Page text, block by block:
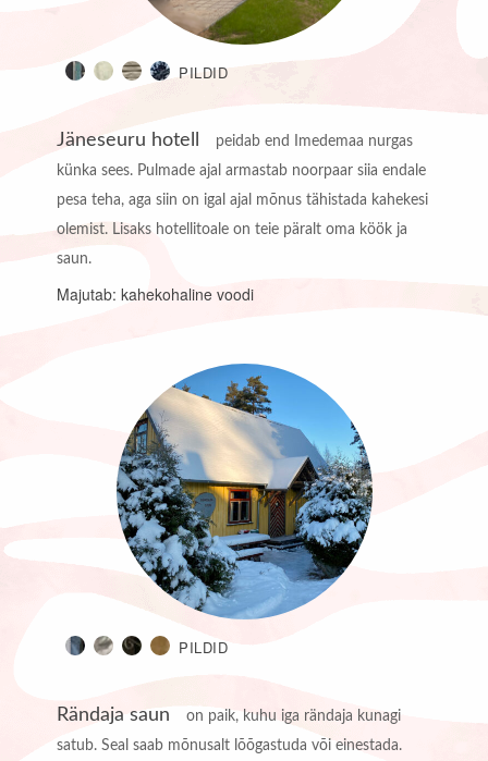
PILDID
Jäneseuru hotell
peidab end Imedemaa nurgas
künka sees. Pulmade ajal armastab noorpaar siia endale
pesa teha, aga siin on igal ajal mõnus tähistada kahekesi
olemist. Lisaks hotellitoale on teie päralt oma köök ja
saun.
Majutab: kahekohaline voodi
PILDID
Rändaja saun
on paik, kuhu iga rändaja kunagi
satub. Seal saab mõnusalt lõõgastuda või einestada.